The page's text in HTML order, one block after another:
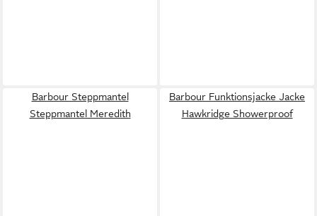
Barbour Steppmantel
Steppmantel Meredith
Barbour Funktionsjacke Jacke
Hawkridge Showerproof